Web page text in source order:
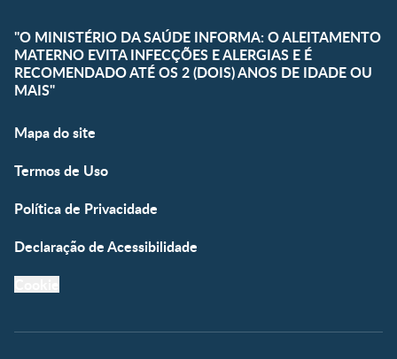
"O MINISTÉRIO DA SAÚDE INFORMA: O ALEITAMENTO
MATERNO EVITA INFECÇÕES E ALERGIAS E É
RECOMENDADO ATÉ OS 2 (DOIS) ANOS DE IDADE OU
MAIS"
Mapa do site
Termos de Uso
Política de Privacidade
Declaração de Acessibilidade